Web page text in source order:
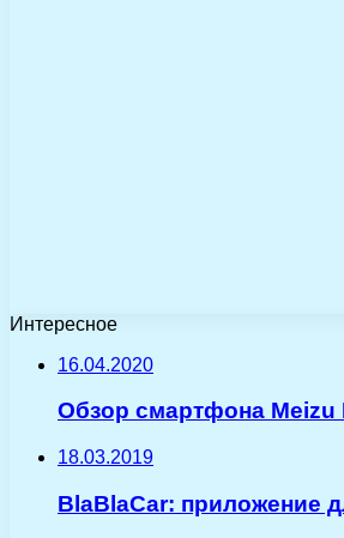
Интересное
16.04.2020
Обзор смартфона Meizu
18.03.2019
BlaBlaCar: приложение